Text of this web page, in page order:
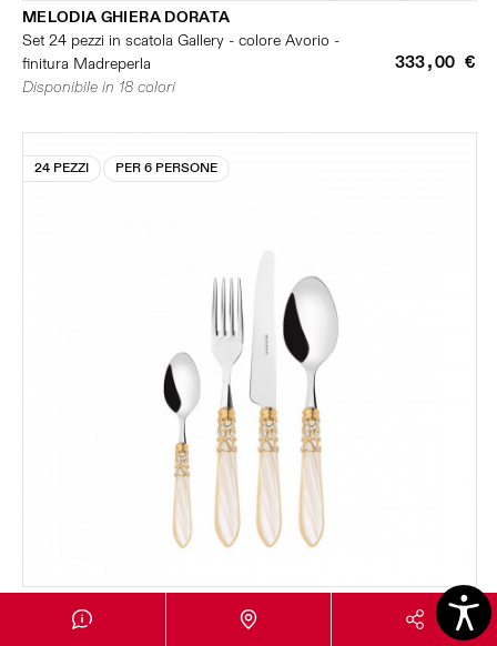
MELODIA GHIERA DORATA
Set 24 pezzi in scatola Gallery - colore Avorio -
finitura Madreperla
333,00 €
Disponibile in 18 colori
24 PEZZI PER 6 PERSONE
Set 24 pezzi in scatola Gallery - colore Avorio -